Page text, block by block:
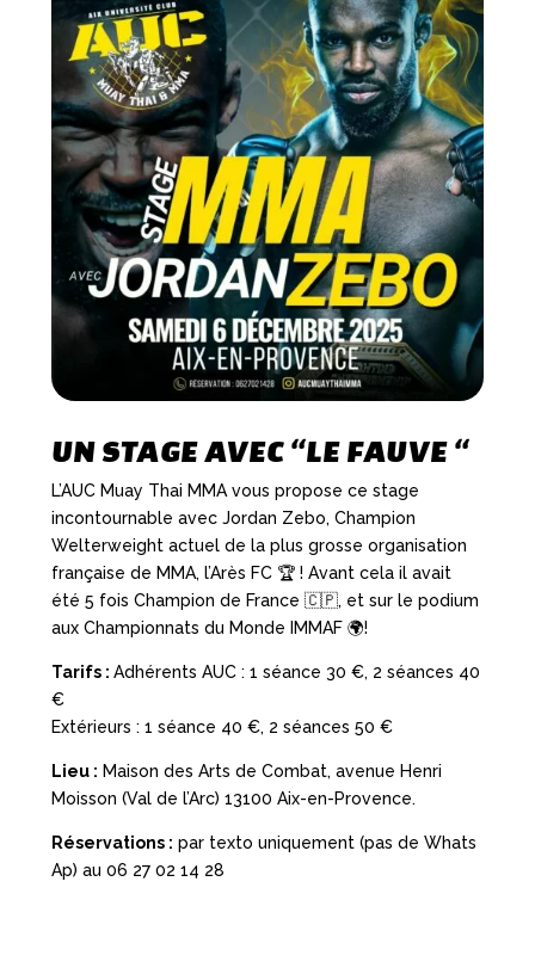
UN STAGE AVEC “LE FAUVE “
L’AUC Muay Thai MMA vous propose ce stage
incontournable avec Jordan Zebo, Champion
Welterweight actuel de la plus grosse organisation
française de MMA, l’Arès FC 🏆 ! Avant cela il avait
été 5 fois Champion de France 🇨🇵, et sur le podium
aux Championnats du Monde IMMAF 🌍!
Tarifs : Adhérents AUC : 1 séance 30 €, 2 séances 40
€
Extérieurs : 1 séance 40 €, 2 séances 50 €
Lieu : Maison des Arts de Combat, avenue Henri
Moisson (Val de l’Arc) 13100 Aix-en-Provence.
Réservations : par texto uniquement (pas de Whats
Ap) au 06 27 02 14 28